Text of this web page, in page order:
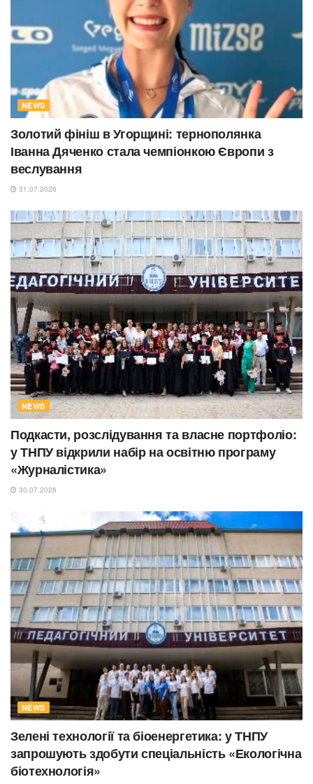
NEWS
Золотий фініш в Угорщині: тернополянка
Іванна Дяченко стала чемпіонкою Європи з
веслування
31.07.2026
NEWS
Подкасти, розслідування та власне портфоліо:
у ТНПУ відкрили набір на освітню програму
«Журналістика»
30.07.2026
NEWS
Зелені технології та біоенергетика: у ТНПУ
запрошують здобути спеціальність «Екологічна
біотехнологія»